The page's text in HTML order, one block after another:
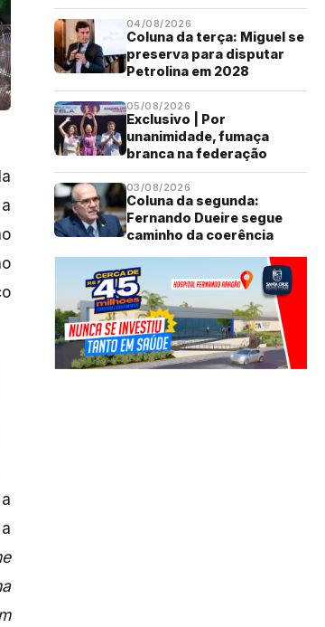
04/08/2026
Coluna da terça: Miguel se
preserva para disputar
Petrolina em 2028
05/08/2026
Exclusivo | Por
unanimidade, fumaça
branca na federação
03/08/2026
Coluna da segunda:
Fernando Dueire segue
caminho da coerência